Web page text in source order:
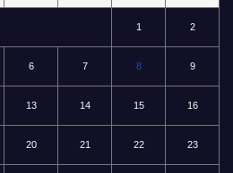
1 2
6 7 8 9
13 14 15 16
20 21 22 23